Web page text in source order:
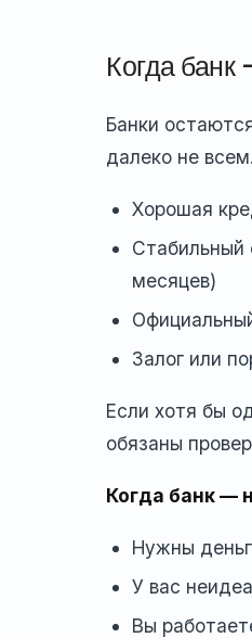
Когда
Банки
далеко не
Хорошая
Стабильный
месяцев)
Залог или
Если хотя бы
обязаны
Когда банк —
Нужны
У вас
Вы